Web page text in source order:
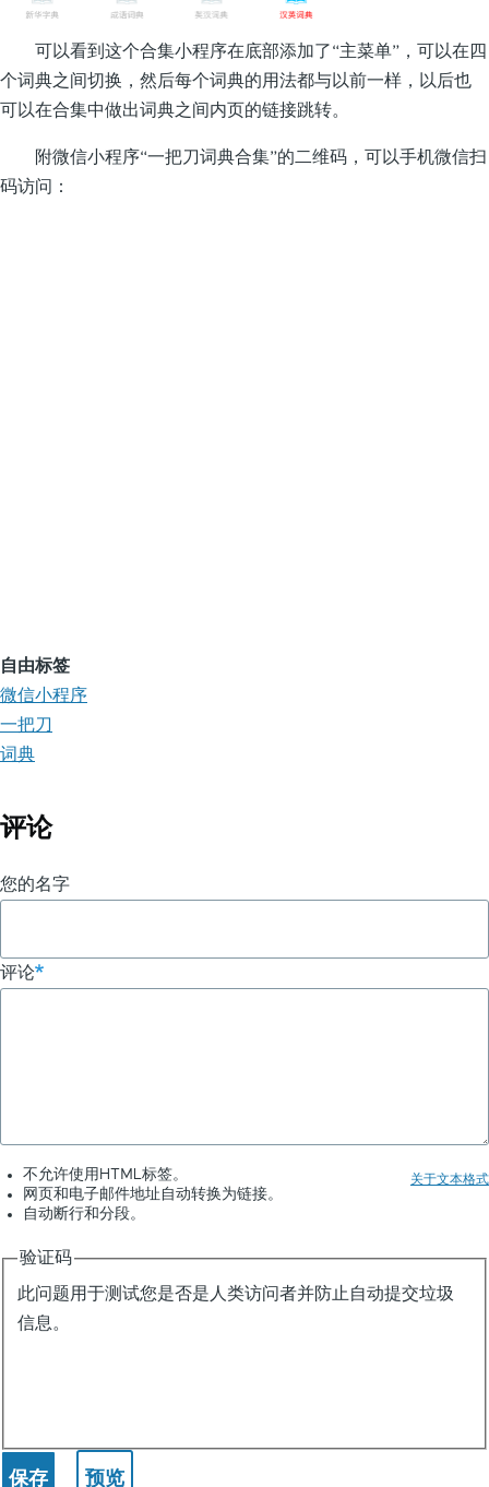
可以看到这个合集小程序在底部添加了“主菜单”，可以在四
个词典之间切换，然后每个词典的用法都与以前一样，以后也
可以在合集中做出词典之间内页的链接跳转。
附微信小程序“一把刀词典合集”的二维码，可以手机微信扫
码访问：
自由标签
微信小程序
一把刀
词典
评论
您的名字
评论
关于文本格式
不允许使用HTML标签。
网页和电子邮件地址自动转换为链接。
自动断行和分段。
验证码
此问题用于测试您是否是人类访问者并防止自动提交垃圾
信息。